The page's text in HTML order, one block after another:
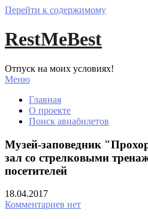
Перейти к содержимому
RestMeBest
Отпуск на моих условиях!
Меню
Главная
О проекте
Поиск авиабилетов
Музей-заповедник
зал со стрелковыми
посетителей
18.04.2017
Комментариев нет